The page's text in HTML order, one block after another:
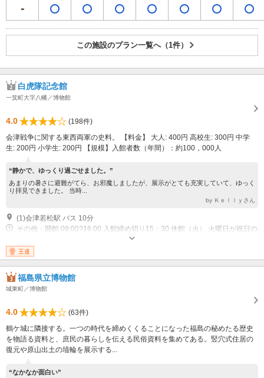
この施設のプラン一覧へ（1件）
白虎隊記念館
一箕町大字八幡／博物館
4.0
(198件)
会津戦争に関する東西両軍の史料。 【料金】 大人: 400円 高校生: 300円 中学
生: 200円 小学生: 200円 【規模】入館者数（年間）：約100，000人
“静かで、ゆっくり過ごせました。”
あまりの暑さに避難がてら、お邪魔しましたが、展示がとても充実していて、ゆっく
り拝見できました。 当時...
by Ｋｅｌｌｙさん
(1)会津若松駅 バス 10分
その他：開館 09:00?16:00 入館締め切り15：30 休館（火） 火曜日が祝日の
王道
福島県立博物館
城東町／博物館
4.0
(63件)
鶴ケ城に隣接する。一つの時代を締めくくることになった福島の秘めたる歴史
を物語る資料と、庶民の暮らしを伝える民俗資料を集めてある。竪穴式住居の
復元や原山出土の埴輪を展示する...
“なかなか面白い”